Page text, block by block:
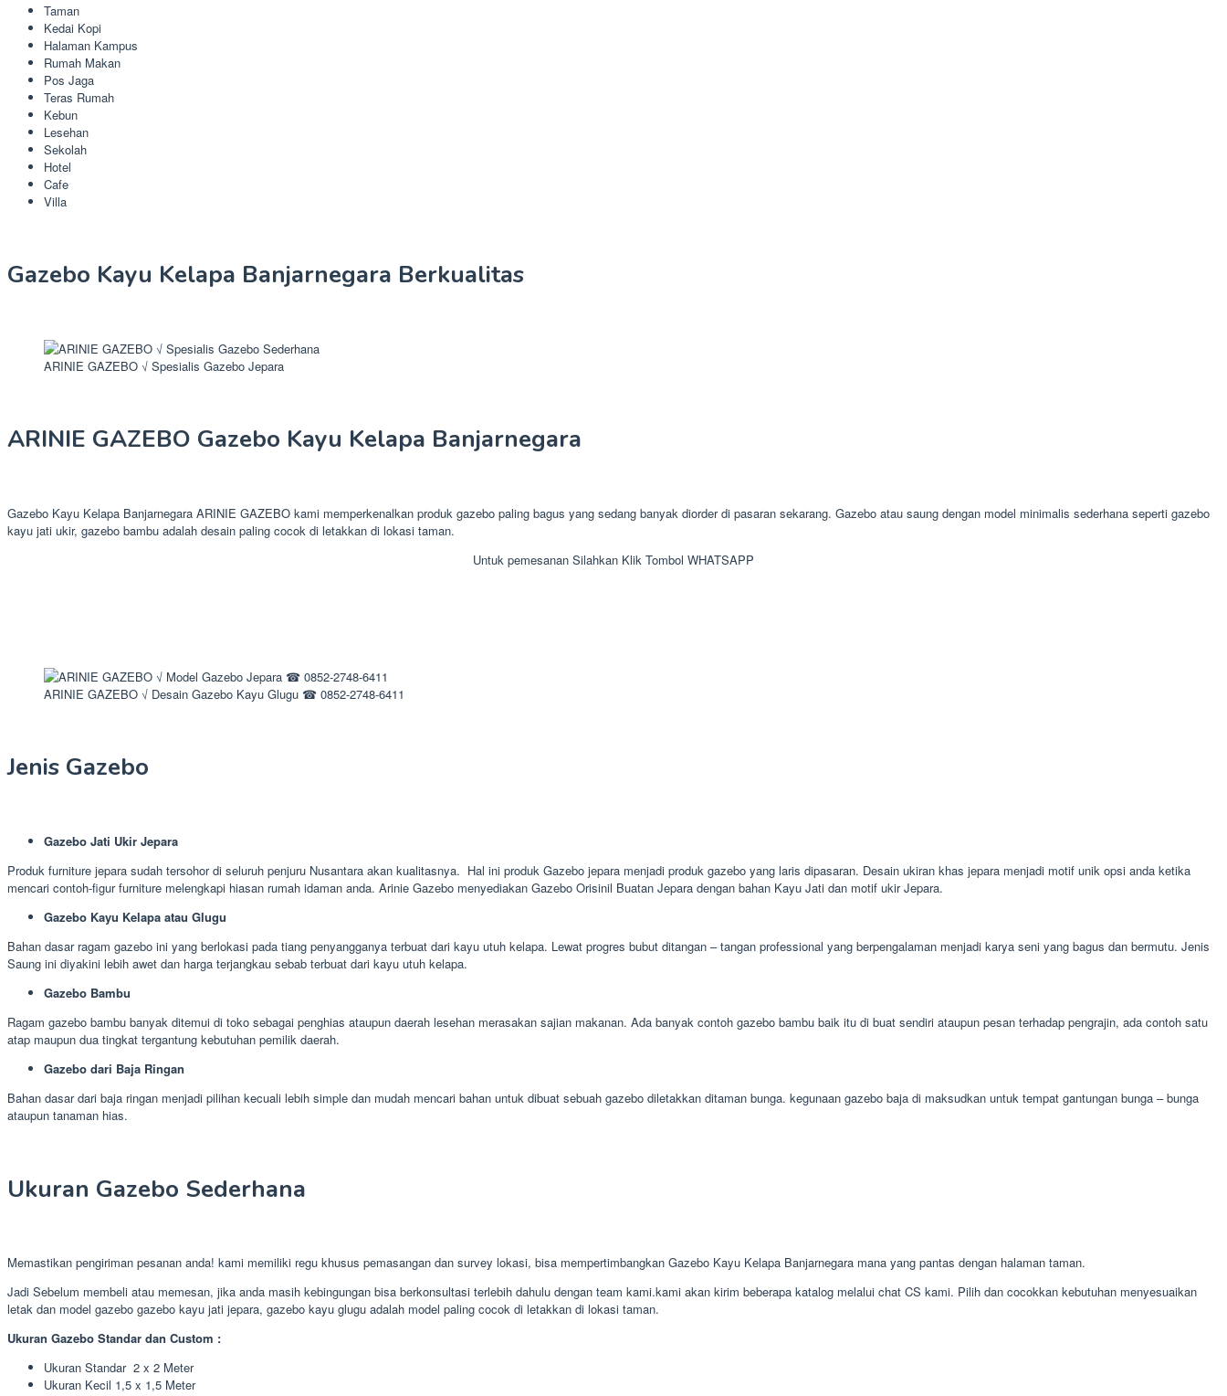
Taman
Kedai Kopi
Halaman Kampus
Rumah Makan
Pos Jaga
Teras Rumah
Kebun
Lesehan
Sekolah
Hotel
Cafe
Villa
Gazebo Kayu Kelapa Banjarnegara Berkualitas
ARINIE GAZEBO √ Spesialis Gazebo Jepara
ARINIE GAZEBO Gazebo Kayu Kelapa Banjarnegara
Gazebo Kayu Kelapa Banjarnegara ARINIE GAZEBO kami memperkenalkan produk gazebo paling bagus yang sedang banyak diorder di pasaran sekarang. Gazebo atau saung dengan model minimalis sederhana seperti gazebo
kayu jati ukir, gazebo bambu adalah desain paling cocok di letakkan di lokasi taman.
Untuk pemesanan Silahkan Klik Tombol WHATSAPP
ARINIE GAZEBO √ Desain Gazebo Kayu Glugu ☎ 0852-2748-6411
Jenis Gazebo
Gazebo Jati Ukir Jepara
Produk furniture jepara sudah tersohor di seluruh penjuru Nusantara akan kualitasnya. Hal ini produk Gazebo jepara menjadi produk gazebo yang laris dipasaran. Desain ukiran khas jepara menjadi motif unik opsi anda ketika
mencari contoh-figur furniture melengkapi hiasan rumah idaman anda. Arinie Gazebo menyediakan Gazebo Orisinil Buatan Jepara dengan bahan Kayu Jati dan motif ukir Jepara.
Gazebo Kayu Kelapa atau Glugu
Bahan dasar ragam gazebo ini yang berlokasi pada tiang penyangganya terbuat dari kayu utuh kelapa. Lewat progres bubut ditangan – tangan professional yang berpengalaman menjadi karya seni yang bagus dan bermutu. Jenis
Saung ini diyakini lebih awet dan harga terjangkau sebab terbuat dari kayu utuh kelapa.
Gazebo Bambu
Ragam gazebo bambu banyak ditemui di toko sebagai penghias ataupun daerah lesehan merasakan sajian makanan. Ada banyak contoh gazebo bambu baik itu di buat sendiri ataupun pesan terhadap pengrajin, ada contoh satu
atap maupun dua tingkat tergantung kebutuhan pemilik daerah.
Gazebo dari Baja Ringan
Bahan dasar dari baja ringan menjadi pilihan kecuali lebih simple dan mudah mencari bahan untuk dibuat sebuah gazebo diletakkan ditaman bunga. kegunaan gazebo baja di maksudkan untuk tempat gantungan bunga – bunga
ataupun tanaman hias.
Ukuran Gazebo Sederhana
Memastikan pengiriman pesanan anda! kami memiliki regu khusus pemasangan dan survey lokasi, bisa mempertimbangkan Gazebo Kayu Kelapa Banjarnegara mana yang pantas dengan halaman taman.
Jadi Sebelum membeli atau memesan, jika anda masih kebingungan bisa berkonsultasi terlebih dahulu dengan team kami.kami akan kirim beberapa katalog melalui chat CS kami. Pilih dan cocokkan kebutuhan menyesuaikan
letak dan model gazebo gazebo kayu jati jepara, gazebo kayu glugu adalah model paling cocok di letakkan di lokasi taman.
Ukuran Gazebo Standar dan Custom :
Ukuran Standar 2 x 2 Meter
Ukuran Kecil 1,5 x 1,5 Meter